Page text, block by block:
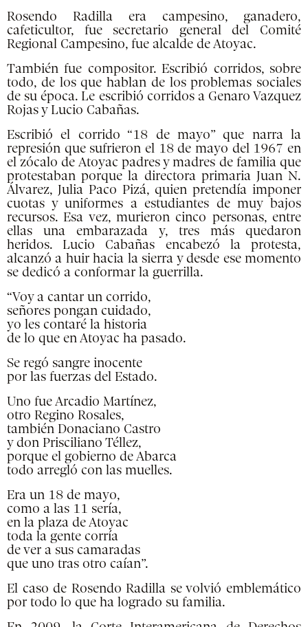
Rosendo Radilla era campesino, ganadero,
cafeticultor, fue secretario general del Comité
Regional Campesino, fue alcalde de Atoyac.
También fue compositor. Escribió corridos, sobre
todo, de los que hablan de los problemas sociales
de su época. Le escribió corridos a Genaro Vazquez
Rojas y Lucio Cabañas.
Escribió el corrido “18 de mayo” que narra la
represión que sufrieron el 18 de mayo del 1967 en
el zócalo de Atoyac padres y madres de familia que
protestaban porque la directora primaria Juan N.
Álvarez, Julia Paco Pizá, quien pretendía imponer
cuotas y uniformes a estudiantes de muy bajos
recursos. Esa vez, murieron cinco personas, entre
ellas una embarazada y, tres más quedaron
heridos. Lucio Cabañas encabezó la protesta,
alcanzó a huir hacia la sierra y desde ese momento
se dedicó a conformar la guerrilla.
“Voy a cantar un corrido,
señores pongan cuidado,
yo les contaré la historia
de lo que en Atoyac ha pasado.
Se regó sangre inocente
por las fuerzas del Estado.
Uno fue Arcadio Martínez,
otro Regino Rosales,
también Donaciano Castro
y don Prisciliano Téllez,
porque el gobierno de Abarca
todo arregló con las muelles.
Era un 18 de mayo,
como a las 11 sería,
en la plaza de Atoyac
toda la gente corría
de ver a sus camaradas
que uno tras otro caían”.
El caso de Rosendo Radilla se volvió emblemático
por todo lo que ha logrado su familia.